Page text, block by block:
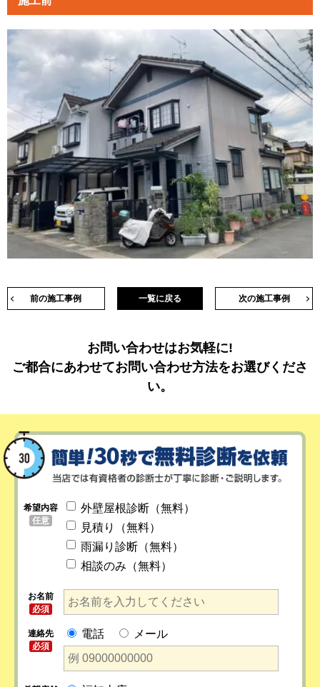
前の施工事例 次の施工事例
一覧に戻る
お問い合わせはお気軽に!
ご都合にあわせてお問い合わせ方法をお選びくださ
い。
希望内容
任意
外壁屋根診断（無料）
見積り（無料）
雨漏り診断（無料）
相談のみ（無料）
お名前
必須
連絡先
必須
電話 メール